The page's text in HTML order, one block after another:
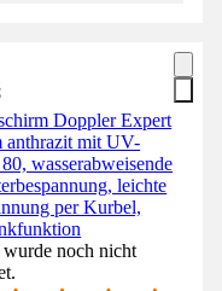
Doppler Expert
anthrazit mit UV-
wasserabweisende
leichte
per Kurbel,
noch nicht